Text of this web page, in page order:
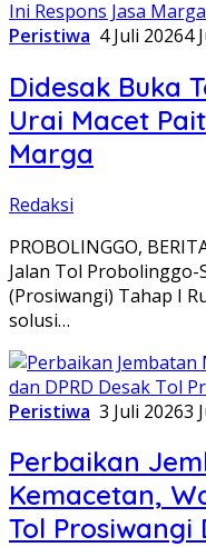
Peristiwa 4 Juli 20264
Didesak Buka
Urai Macet
Marga
Redaksi
PROBOLINGGO,
Jalan Tol
(Prosiwangi) Tahap I
solusi…
Peristiwa 3 Juli 20263
Perbaikan
Kemacetan,
Tol Prosiwangi